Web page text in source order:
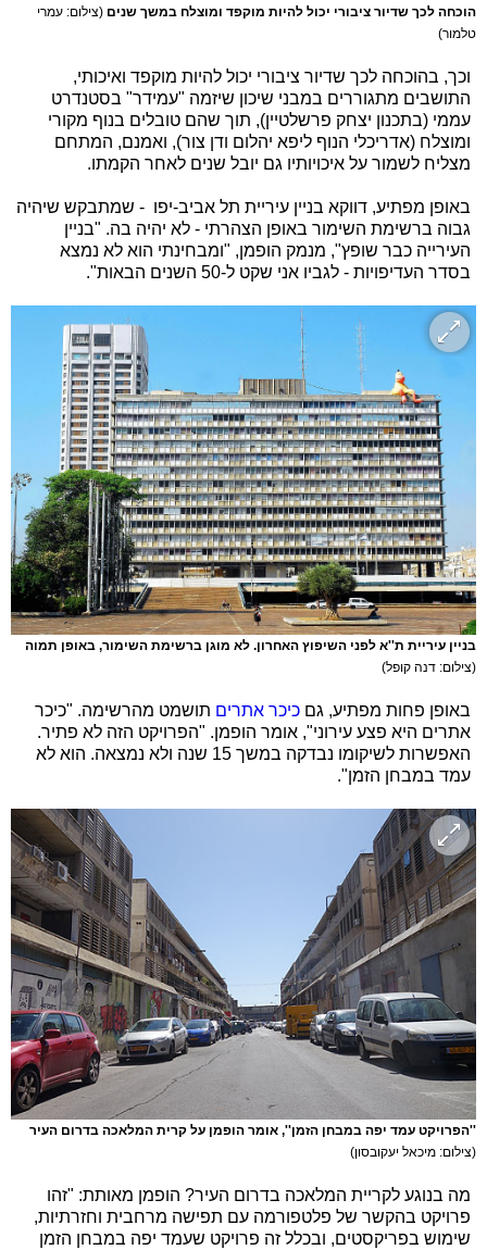
הוכחה לכך שדיור ציבורי יכול להיות מוקפד ומוצלח במשך שנים (צילום: עמרי
טלמור)
וכך, בהוכחה לכך שדיור ציבורי יכול להיות מוקפד ואיכותי,
התושבים מתגוררים במבני שיכון שיזמה "עמידר" בסטנדרט
עממי (בתכנון יצחק פרשלטיין), תוך שהם טובלים בנוף מקורי
ומוצלח (אדריכלי הנוף ליפא יהלום ודן צור), ואמנם, המתחם
מצליח לשמור על איכויותיו גם יובל שנים לאחר הקמתו.
באופן מפתיע, דווקא בניין עיריית תל אביב-יפו - שמתבקש שיהיה
גבוה ברשימת השימור באופן הצהרתי - לא יהיה בה. "בניין
העירייה כבר שופץ", מנמק הופמן, "ומבחינתי הוא לא נמצא
בסדר העדיפויות - לגביו אני שקט ל-50 השנים הבאות".
בניין עיריית ת''א לפני השיפוץ האחרון. לא מוגן ברשימת השימור, באופן תמוה
(צילום: דנה קופל)
באופן פחות מפתיע, גם כיכר אתרים תושמט מהרשימה. "כיכר
אתרים היא פצע עירוני", אומר הופמן. "הפרויקט הזה לא פתיר.
האפשרות לשיקומו נבדקה במשך 15 שנה ולא נמצאה. הוא לא
עמד במבחן הזמן".
''הפרויקט עמד יפה במבחן הזמן'', אומר הופמן על קרית המלאכה בדרום העיר
(צילום: מיכאל יעקובסון)
מה בנוגע לקריית המלאכה בדרום העיר? הופמן מאותת: "זהו
פרויקט בהקשר של פלטפורמה עם תפישה מרחבית וחזרתיות,
שימוש בפריקסטים, ובכלל זה פרויקט שעמד יפה במבחן הזמן